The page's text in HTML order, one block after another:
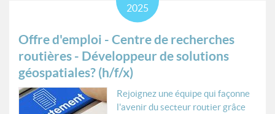
Offre d'emploi - Centre de recherches
routières - Développeur de solutions
géospatiales? (h/f/x)
2025
Rejoignez une équipe qui façonne
l'avenir du secteur routier grâce